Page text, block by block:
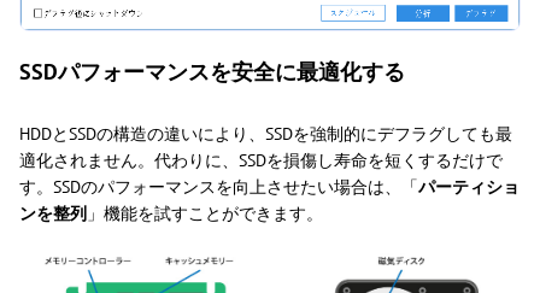
SSDパフォーマンスを安全に最適化する
HDDとSSDの構造の違いにより、SSDを強制的にデフラグしても最
適化されません。代わりに、SSDを損傷し寿命を短くするだけで
す。SSDのパフォーマンスを向上させたい場合は、「パーティショ
ンを整列 」機能を試すことができます。